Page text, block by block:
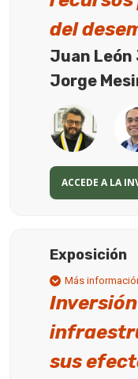
del
Juan León
Jorge
ACCEDE A LA
Exposición
Más
sus